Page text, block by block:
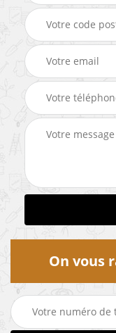
On vous